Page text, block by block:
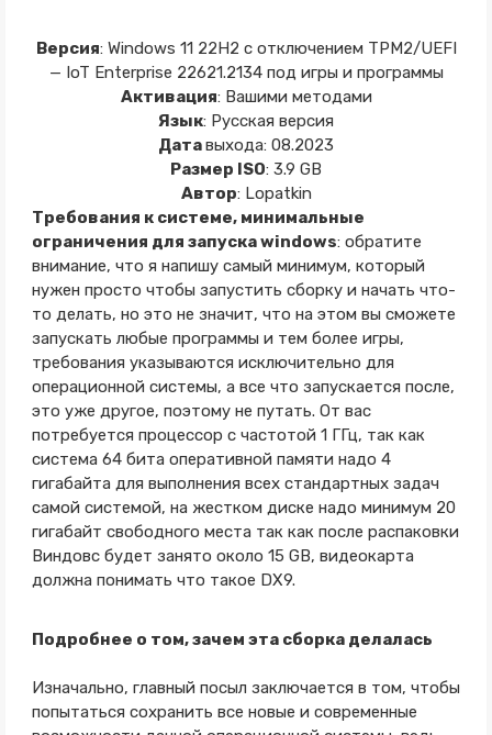
Версия: Windows 11 22H2 с отключением TPM2/UEFI
— IoT Enterprise 22621.2134 под игры и программы
Активация: Вашими методами
Язык: Русская версия
Датавыхода: 08.2023
Размер ISO: 3.9 GB
Автор: Lopatkin
Требования к системе, минимальные
ограничения для запуска windows: обратите
внимание, что я напишу самый минимум, который
нужен просто чтобы запустить сборку и начать что-
то делать, но это не значит, что на этом вы сможете
запускать любые программы и тем более игры,
требования указываются исключительно для
операционной системы, а все что запускается после,
это уже другое, поэтому не путать. От вас
потребуется процессор с частотой 1 ГГц, так как
система 64 бита оперативной памяти надо 4
гигабайта для выполнения всех стандартных задач
самой системой, на жестком диске надо минимум 20
гигабайт свободного места так как после распаковки
Виндовс будет занято около 15 GB, видеокарта
должна понимать что такое DX9.
Подробнее о том, зачем эта сборка делалась
Изначально, главный посыл заключается в том, чтобы
попытаться сохранить все новые и современные